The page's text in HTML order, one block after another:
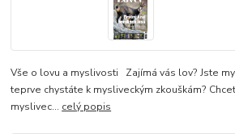
Vše o lovu a myslivosti Zajímá vás lov? Jste
teprve chystáte k mysliveckým zkouškám?
myslivec... celý popis